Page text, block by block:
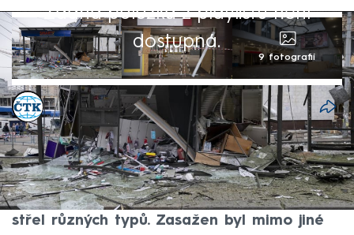
Žádná položka z playlistu není
dostupná.
9 fotografií
ČTK
Akt. 21. čvc 2025, 09:50 • 21. čvc 2025, 09:14
Rusko v noci na pondělí podniklo další
rozsáhlý útok na Ukrajinu, při kterém proti
sousední zemi vyslalo 450 dronů, raket a
střel různých typů. Zasažen byl mimo jiné